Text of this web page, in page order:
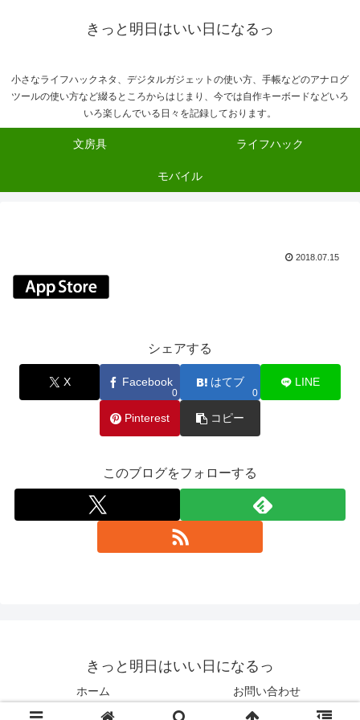
きっと明日はいい日になるっ
小さなライフハックネタ、デジタルガジェットの使い方、手帳などのアナログ
ツールの使い方など綴るところからはじまり、今では自作キーボードなどいろ
いろ楽しんでいる日々を記録しております。
文房具 ライフハック
モバイル
2018.07.15
シェアする
X Facebook
0
はてブ
0
LINE
Pinterest コピー
このブログをフォローする
きっと明日はいい日になるっ
ホーム お問い合わせ